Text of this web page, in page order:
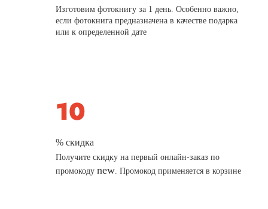
Изготовим фотокнигу за 1 день. Особенно важно,
если фотокнига предназначена в качестве подарка
или к определенной дате
% скидка
Получите скидку на первый онлайн-заказ по
промокодуnew. Промокод применяется в корзине